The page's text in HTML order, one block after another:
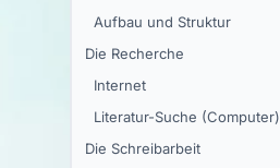
Aufbau und Struktur
Die Recherche
Internet
Literatur-Suche (Computer)
Die Schreibarbeit